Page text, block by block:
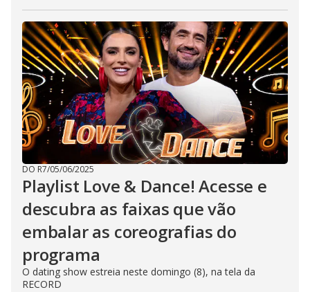
DO R7/05/06/2025
Playlist Love & Dance! Acesse e
descubra as faixas que vão
embalar as coreografias do
programa
O dating show estreia neste domingo (8), na tela da
RECORD